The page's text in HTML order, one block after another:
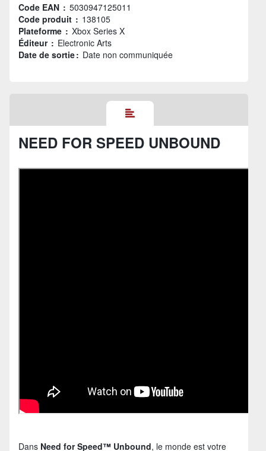
Code EAN : 5030947125011
Code produit : 138105
Plateforme : Xbox Series X
Éditeur : Electronic Arts
Date de sortie : Date non communiquée
NEED FOR SPEED UNBOUND
Dans Need for Speed™ Unbound, le monde est votre